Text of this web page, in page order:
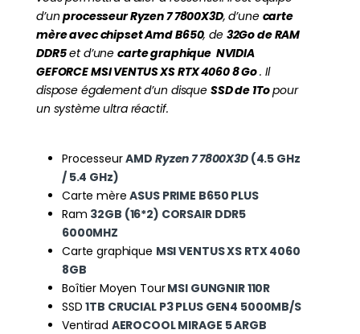
d’unprocesseur Ryzen 7 7800X3D, d’une carte
mère avec chipset Amd B650, de 32Go de RAM
DDR5et d’unecarte graphique NVIDIA
GEFORCE MSI VENTUS XS RTX 4060 8 Go. Il
dispose également d’un disque SSD de 1Topour
un système ultra réactif.
ProcesseurAMD Ryzen 7 7800X3D(4.5 GHz
/ 5.4 GHz)
Carte mèreASUS PRIME B650 PLUS
Ram 32GB (16*2) CORSAIR DDR5
6000MHZ
Carte graphique MSI VENTUS XS RTX 4060
8GB
Boîtier Moyen TourMSI GUNGNIR 110R
SSD1TB CRUCIAL P3 PLUS GEN4 5000MB/S
Ventirad AEROCOOL MIRAGE 5 ARGB